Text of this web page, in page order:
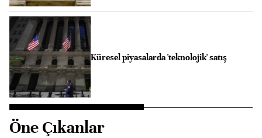
Küresel piyasalarda 'teknolojik' satış
Öne Çıkanlar